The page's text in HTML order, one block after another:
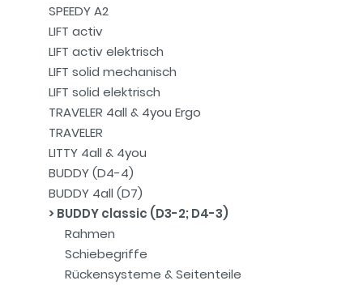
SPEEDY A2
LIFT activ
LIFT activ elektrisch
LIFT solid mechanisch
LIFT solid elektrisch
TRAVELER 4all & 4you Ergo
TRAVELER
LITTY 4all & 4you
BUDDY (D4-4)
BUDDY 4all (D7)
BUDDY classic (D3-2; D4-3)
Rahmen
Schiebegriffe
Rückensysteme & Seitenteile